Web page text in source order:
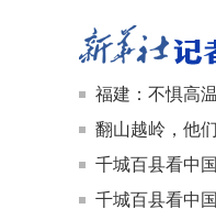
福建：不惧高
翻山越岭，他
千城百县看中
千城百县看中